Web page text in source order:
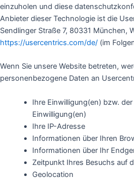
einzuholen und diese
Anbieter dieser Technologie ist die
Sendlinger Straße 7, 80331 München,
https://usercentrics.com/de/ (im
Wenn Sie unsere Website betreten,
personenbezogene Daten an
Ihre Einwilligung(en) bzw.
Einwilligung(en)
Ihre IP-Adresse
Informationen über Ihren
Informationen über Ihr
Zeitpunkt Ihres Besuchs auf
Geolocation